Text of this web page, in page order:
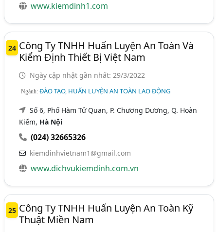
www.kiemdinh1.com
24 Công Ty TNHH Huấn Luyện An Toàn Và
Kiểm Định Thiết Bị Việt Nam
Ngày cập nhật gần nhất: 29/3/2022
Ngành:ĐÀO TẠO, HUẤN LUYỆN AN TOÀN LAO ĐỘNG
Số 6, Phố Hàm Tử Quan, P. Chương Dương, Q. Hoàn
Kiếm, Hà Nội
(024) 32665326
kiemdinhvietnam1@gmail.com
www.dichvukiemdinh.com.vn
25 Công Ty TNHH Huấn Luyện An Toàn Kỹ
Thuật Miền Nam